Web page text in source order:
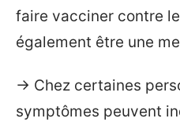
faire vacciner contre
également être une
→ Chez certaines
symptômes peuvent